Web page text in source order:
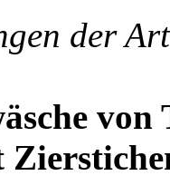
der
von